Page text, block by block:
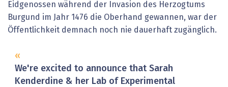
Eidgenossen während der Invasion des Herzogtums
Burgund im Jahr 1476 die Oberhand gewannen, war der
Öffentlichkeit demnach noch nie dauerhaft zugänglich.
We're excited to announce that Sarah
Kenderdine & her Lab of Experimental